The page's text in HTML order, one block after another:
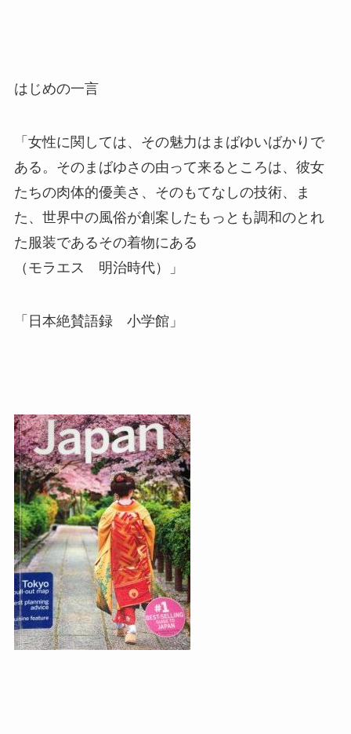
はじめの一言
「女性に関しては、その魅力はまばゆいばかりで
ある。そのまばゆさの由って来るところは、彼女
たちの肉体的優美さ、そのもてなしの技術、ま
た、世界中の風俗が創案したもっとも調和のとれ
た服装であるその着物にある
（モラエス 明治時代）」
「日本絶賛語録 小学館」